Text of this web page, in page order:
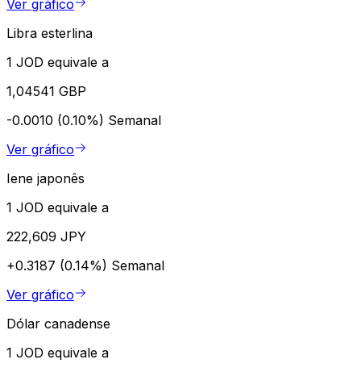
Ver gráfico
Libra esterlina
1 JOD equivale a
1,04541 GBP
-0.0010 (0.10%) Semanal
Ver gráfico
Iene japonês
1 JOD equivale a
222,609 JPY
+0.3187 (0.14%) Semanal
Ver gráfico
Dólar canadense
1 JOD equivale a